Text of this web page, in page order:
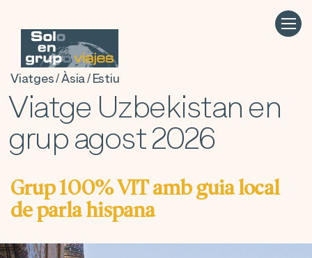
Viatges / Àsia / Estiu
Viatge Uzbekistan en
grup agost 2026
Grup 100% VIT amb guia local
de parla hispana